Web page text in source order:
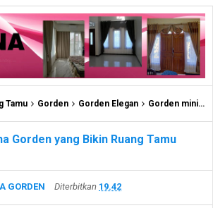
Tamu Gorden Gorden Elegan Gorden minimalis
Gorden yang Bikin Ruang Tamu
GORDEN Diterbitkan 19.42